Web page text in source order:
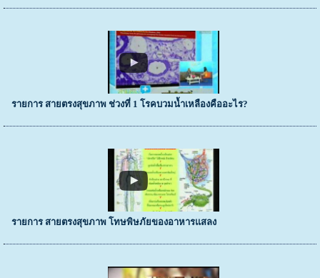
รายการ สายตรงสุขภาพ ช่วงที่ 1 โรคบวมน้ำเหลืองคืออะไร?
รายการ สายตรงสุขภาพ โทษพิษภัยของอาหารแสลง